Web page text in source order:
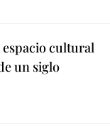
cultural
un siglo